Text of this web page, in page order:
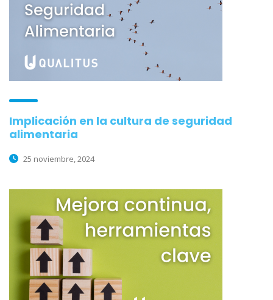
Implicación en la cultura de seguridad
alimentaria
25 noviembre, 2024